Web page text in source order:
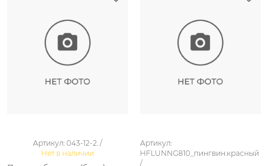
Артикул: 043-12-2. /
Нет в наличии
Артикул:
HFLUNNG810_пингвин.красный
/